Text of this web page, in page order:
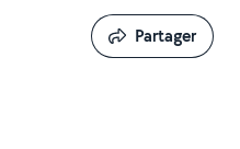
Partager
Partager